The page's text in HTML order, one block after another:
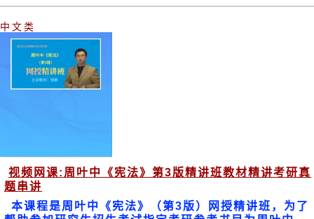
中文类
视频网课:周叶中《宪法》第3版精讲班教材精讲考研真
题串讲
本课程是周叶中《宪法》（第3版）网授精讲班，为了